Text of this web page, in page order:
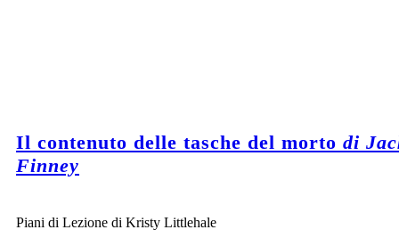
Il contenuto delle tasche del morto di
Finney
Piani di Lezione di Kristy Littlehale